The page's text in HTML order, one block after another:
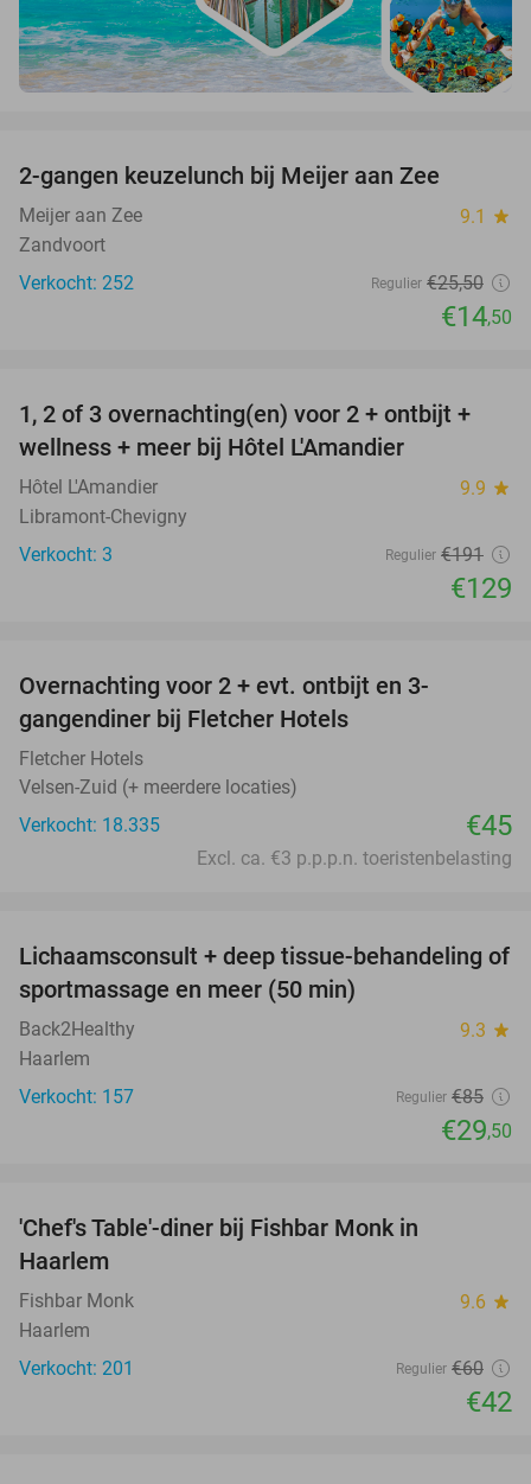
2-gangen keuzelunch bij Meijer aan Zee
Meijer aan Zee 9.1 star
Zandvoort
Verkocht: 252
Regulier €25,50
€14,50
32%
TODAY
1, 2 of 3 overnachting(en) voor 2 + ontbijt +
wellness + meer bij Hôtel L'Amandier
Hôtel L'Amandier 9.9 star
Libramont-Chevigny
Verkocht: 3
Regulier €191
€129
Overnachting voor 2 + evt. ontbijt en 3-
gangendiner bij Fletcher Hotels
Fletcher Hotels
Velsen-Zuid (+ meerdere locaties)
Verkocht: 18.335
€45
Excl. ca. €3 p.p.p.n. toeristenbelasting
65%
Lichaamsconsult + deep tissue-behandeling of
sportmassage en meer (50 min)
Back2Healthy 9.3 star
Haarlem
Verkocht: 157
Regulier €85
€29,50
'Chef's Table'-diner bij Fishbar Monk in
Haarlem
Fishbar Monk 9.6 star
Haarlem
Verkocht: 201
Regulier €60
€42